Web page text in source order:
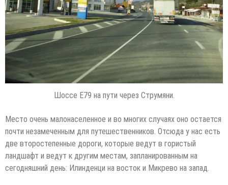
Шоссе Е79 на пути через Струмяни.
Место очень малонаселенное и во многих случаях оно остается
почти незамеченным для путешественников. Отсюда у нас есть
две второстепенные дороги, которые ведут в гористый
ландшафт и ведут к другим местам, запланированным на
сегодняшний день: Илинденци на восток и Микрево на запад.